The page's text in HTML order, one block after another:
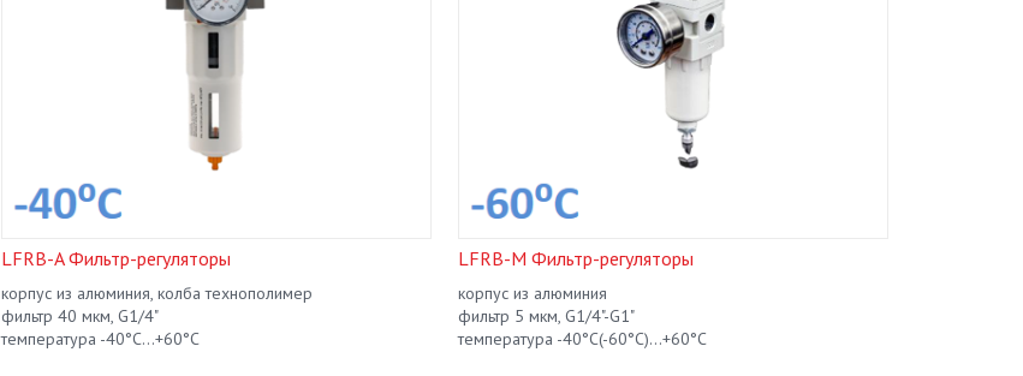
LFRB-A Фильтр-регуляторы
корпус из алюминия, колба технополимер
фильтр 40 мкм, G1/4"
температура -40°C...+60°C
LFRB-M Фильтр-регуляторы
корпус из алюминия
фильтр 5 мкм, G1/4"-G1"
температура -40°C(-60°C)...+60°C